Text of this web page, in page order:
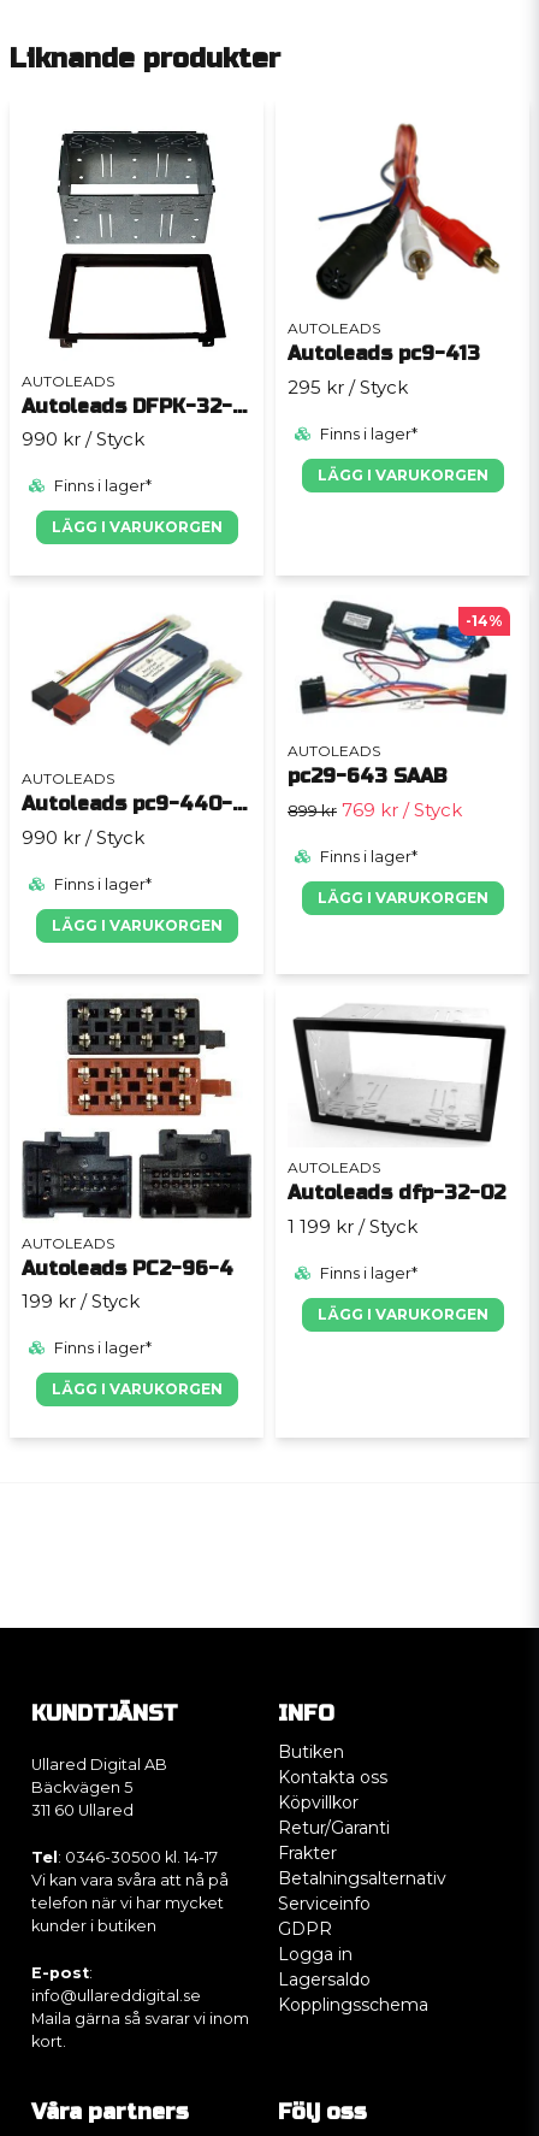
Liknande produkter
AUTOLEADS
Autoleads DFPK-32-03
990 kr / Styck
Finns i lager*
LÄGG I VARUKORGEN
AUTOLEADS
Autoleads pc9-413
295 kr / Styck
Finns i lager*
LÄGG I VARUKORGEN
AUTOLEADS
Autoleads pc9-440-saab
990 kr / Styck
Finns i lager*
LÄGG I VARUKORGEN
AUTOLEADS
pc29-643 SAAB
899 kr 769 kr / Styck
Finns i lager*
LÄGG I VARUKORGEN
-14%
AUTOLEADS
Autoleads PC2-96-4
199 kr / Styck
Finns i lager*
LÄGG I VARUKORGEN
AUTOLEADS
Autoleads dfp-32-02
1 199 kr / Styck
Finns i lager*
LÄGG I VARUKORGEN
KUNDTJÄNST
Ullared Digital AB
Bäckvägen 5
311 60 Ullared
Tel : 0346-30500 kl. 14-17
Vi kan vara svåra att nå på
telefon när vi har mycket
kunder i butiken
E-post:
info@ullareddigital.se
Maila gärna så svarar vi inom
kort.
INFO
Butiken
Kontakta oss
Köpvillkor
Retur/Garanti
Frakter
Betalningsalternativ
Serviceinfo
GDPR
Logga in
Lagersaldo
Kopplingsschema
Våra partners Följ oss